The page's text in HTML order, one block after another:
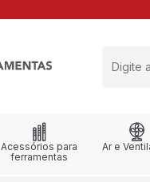
Acessórios para
ferramentas
Ar e